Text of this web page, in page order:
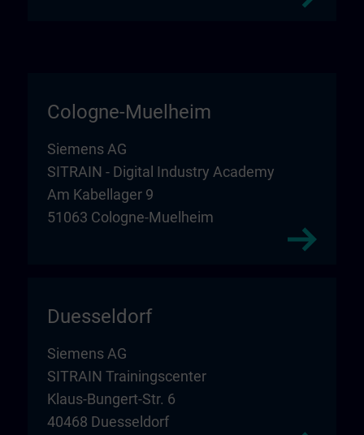
Cologne-Muelheim
Siemens AG
SITRAIN - Digital Industry Academy
Am Kabellager 9
51063 Cologne-Muelheim
Duesseldorf
Siemens AG
SITRAIN Trainingscenter
Klaus-Bungert-Str. 6
40468 Duesseldorf